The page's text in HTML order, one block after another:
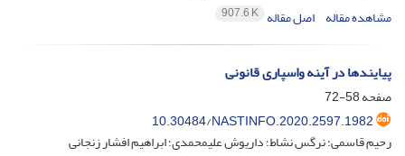
مشاهده مقاله اصل مقاله 907.6 K
پیایندها در آینه واسپاری قانونی
صفحه58-72
10.30484/NASTINFO.2020.2597.1982
رحیم قاسمی؛ نرگس نشاط؛ داریوش علیمحمدی؛ ابراهیم افشار زنجانی